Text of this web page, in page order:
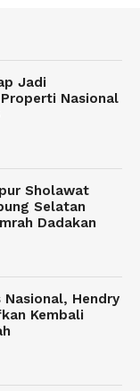
Jadi
Nasional
Sholawat
Selatan
Dadakan
Hendry
Kembali